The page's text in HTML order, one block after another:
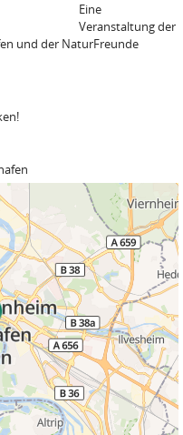
Eine
Veranstaltung der
und der NaturFreunde